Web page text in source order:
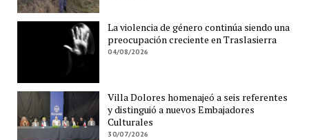
La violencia de género continúa siendo una
preocupación creciente en Traslasierra
04/08/2026
Villa Dolores homenajeó a seis referentes
y distinguió a nuevos Embajadores
Culturales
30/07/2026